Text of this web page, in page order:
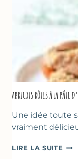
ABRICOTS RÔTIS À LA PÂTE
Une idée toute
vraiment
LIRE LA SUITE